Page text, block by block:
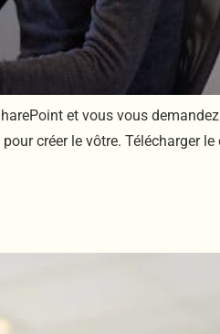
et vous vous
créer le vôtre. Télécharger